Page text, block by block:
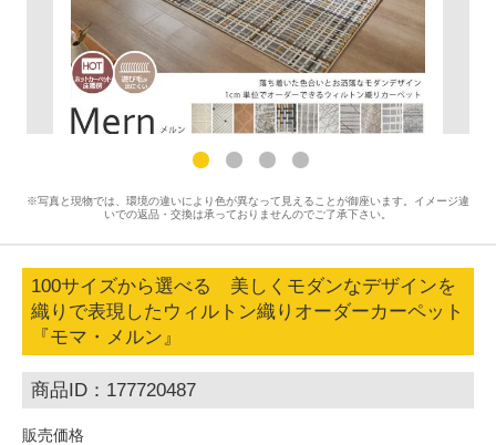
※写真と現物では、環境の違いにより色が異なって見えることが御座います。イメージ違
いでの返品・交換は承っておりませんのでご了承下さい。
100サイズから選べる 美しくモダンなデザインを
織りで表現したウィルトン織りオーダーカーペット
『モマ・メルン』
商品ID：177720487
販売価格